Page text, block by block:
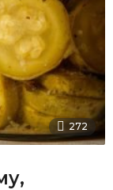
272